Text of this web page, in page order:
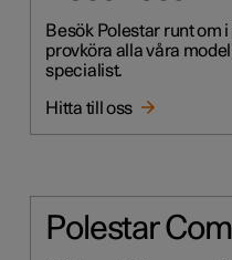
Besök Polestar runt om
provköra alla våra
specialist.
Hitta till oss
Polestar